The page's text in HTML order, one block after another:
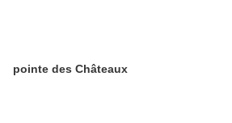
pointe des Châteaux